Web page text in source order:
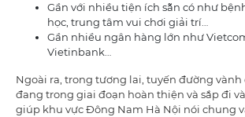
Gần với nhiều tiện ích sẵn có như
học, trung tâm vui chơi giải trí…
Gần nhiều ngân hàng lớn như
Vietinbank…
Ngoài ra, trong tương lai, tuyến đường vành
đang trong giai đoạn hoàn thiện và sắp đi
giúp khu vực Đông Nam Hà Nội nói chung